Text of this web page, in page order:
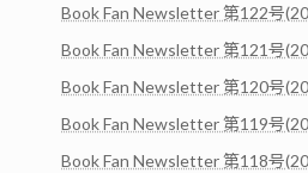
Book Fan Newsletter 第122号
Book Fan Newsletter 第121号
Book Fan Newsletter 第120号
Book Fan Newsletter 第119号
Book Fan Newsletter 第118号